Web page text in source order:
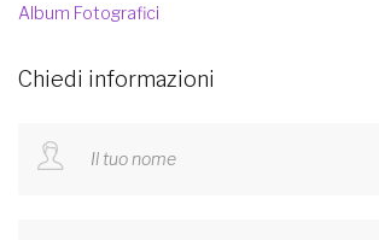
Album Fotografici
Chiedi informazioni
Il tuo nome